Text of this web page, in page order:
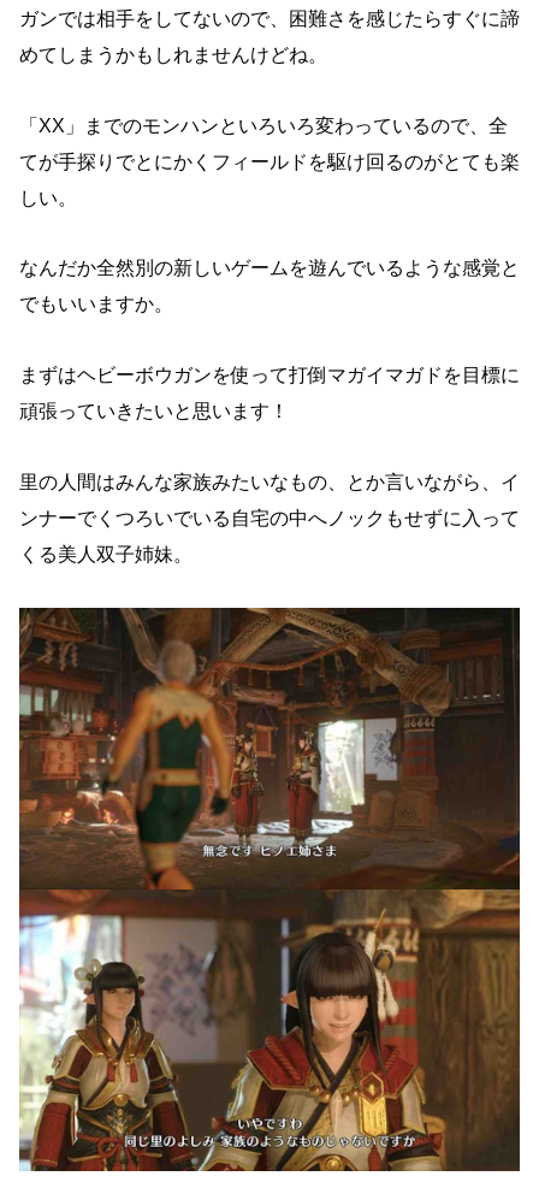
ガンでは相手をしてないので、困難さを感じたらすぐに諦
めてしまうかもしれませんけどね。
「XX」までのモンハンといろいろ変わっているので、全
てが手探りでとにかくフィールドを駆け回るのがとても楽
しい。
なんだか全然別の新しいゲームを遊んでいるような感覚と
でもいいますか。
まずはヘビーボウガンを使って打倒マガイマガドを目標に
頑張っていきたいと思います！
里の人間はみんな家族みたいなもの、とか言いながら、イ
ンナーでくつろいでいる自宅の中へノックもせずに入って
くる美人双子姉妹。